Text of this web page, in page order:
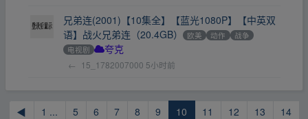
兄弟连(2001)【10集全】【蓝光1080P】【中英双
语】战火兄弟连（20.4GB）
欧美 动作
战争
电视剧
夸克
← 15_1782007000 5小时前
◀ 1 ... 5 6 7 8 9 10 11 12 13
14